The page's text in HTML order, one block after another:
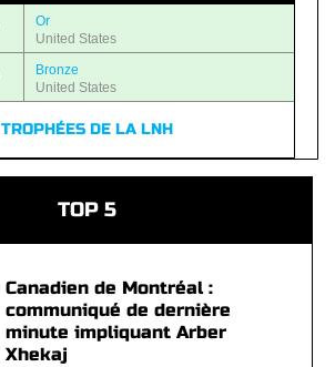
Or
United States
Bronze
United States
TROPHÉES DE LA LNH
TOP 5
Canadien de Montréal :
communiqué de dernière
minute impliquant Arber
Xhekaj